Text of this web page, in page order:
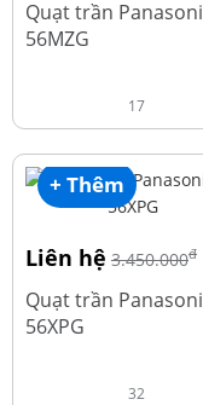
Quạt trần
56MZG
17
+ Thêm
Liên hệ 3.450.000đ
Quạt trần
56XPG
32